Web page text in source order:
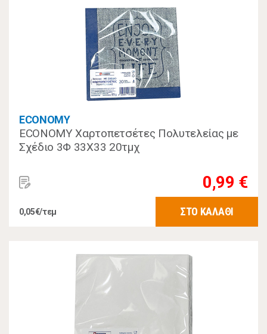
ECONOMY
ECONOMY Χαρτοπετσέτες Πολυτελείας με
Σχέδιο 3Φ 33Χ33 20τμχ
0,99 €
0,05€/τεμ ΣΤΟ ΚΑΛΑΘΙ